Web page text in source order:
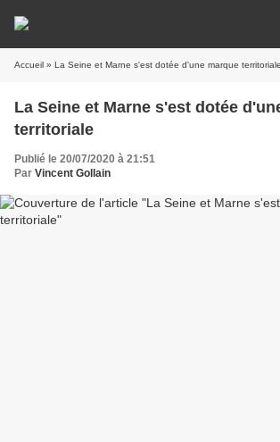
Accueil » La Seine et Marne s'est dotée d'une marque territoriale
La Seine et Marne s'est dotée
territoriale
Publié le 20/07/2020 à 21:51
Par Vincent Gollain